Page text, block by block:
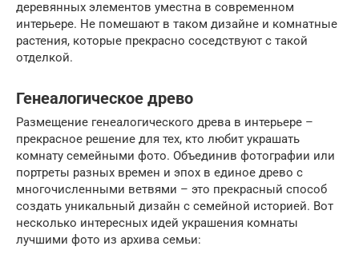
деревянных элементов уместна в современном
интерьере. Не помешают в таком дизайне и комнатные
растения, которые прекрасно соседствуют с такой
отделкой.
Генеалогическое древо
Размещение генеалогического древа в интерьере –
прекрасное решение для тех, кто любит украшать
комнату семейными фото. Объединив фотографии или
портреты разных времен и эпох в единое древо с
многочисленными ветвями – это прекрасный способ
создать уникальный дизайн с семейной историей. Вот
несколько интересных идей украшения комнаты
лучшими фото из архива семьи: